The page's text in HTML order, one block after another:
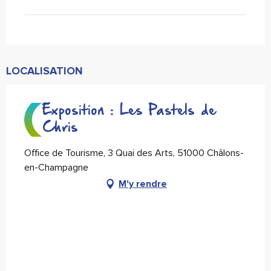
LOCALISATION
Exposition : Les Pastels de
Chris
Office de Tourisme, 3 Quai des Arts, 51000 Châlons-
en-Champagne
M'y rendre